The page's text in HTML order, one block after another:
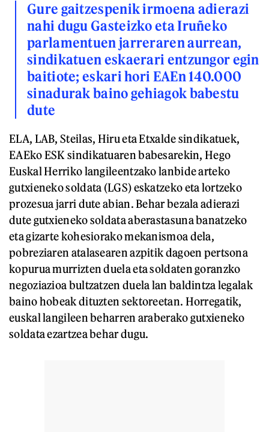
Gure gaitzespenik irmoena adierazi
nahi dugu Gasteizko eta Iruñeko
parlamentuen jarreraren aurrean,
sindikatuen eskaerari entzungor egin
baitiote; eskari hori EAEn 140.000
sinadurak baino gehiagok babestu
dute
ELA, LAB, Steilas, Hiru eta Etxalde sindikatuek,
EAEko ESK sindikatuaren babesarekin, Hego
Euskal Herriko langileentzako lanbide arteko
gutxieneko soldata (LGS) eskatzeko eta lortzeko
prozesua jarri dute abian. Behar bezala adierazi
dute gutxieneko soldata aberastasuna banatzeko
eta gizarte kohesiorako mekanismoa dela,
pobreziaren atalasearen azpitik dagoen pertsona
kopurua murrizten duela eta soldaten goranzko
negoziazioa bultzatzen duela lan baldintza legalak
baino hobeak dituzten sektoreetan. Horregatik,
euskal langileen beharren araberako gutxieneko
soldata ezartzea behar dugu.